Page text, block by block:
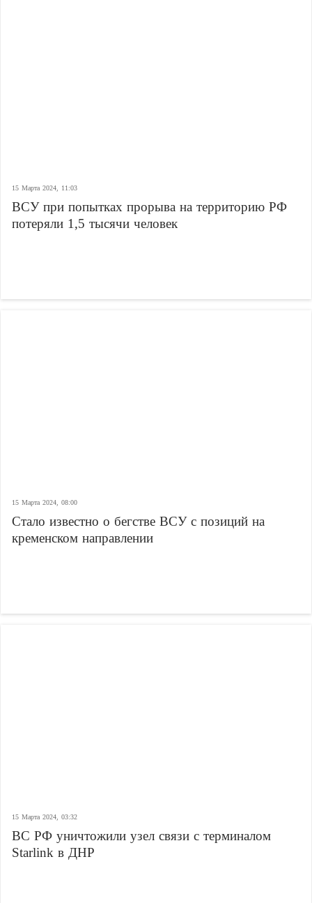
15 Марта 2024, 11:03
ВСУ при попытках прорыва на территорию РФ
потеряли 1,5 тысячи человек
15 Марта 2024, 08:00
Стало известно о бегстве ВСУ с позиций на
кременском направлении
15 Марта 2024, 03:32
ВС РФ уничтожили узел связи с терминалом
Starlink в ДНР